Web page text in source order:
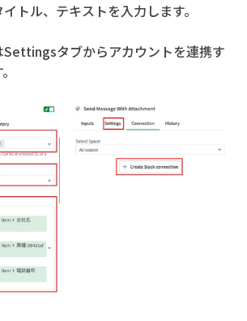
トル、テキストを入力します。
Settingsタブからアカウントを連携す